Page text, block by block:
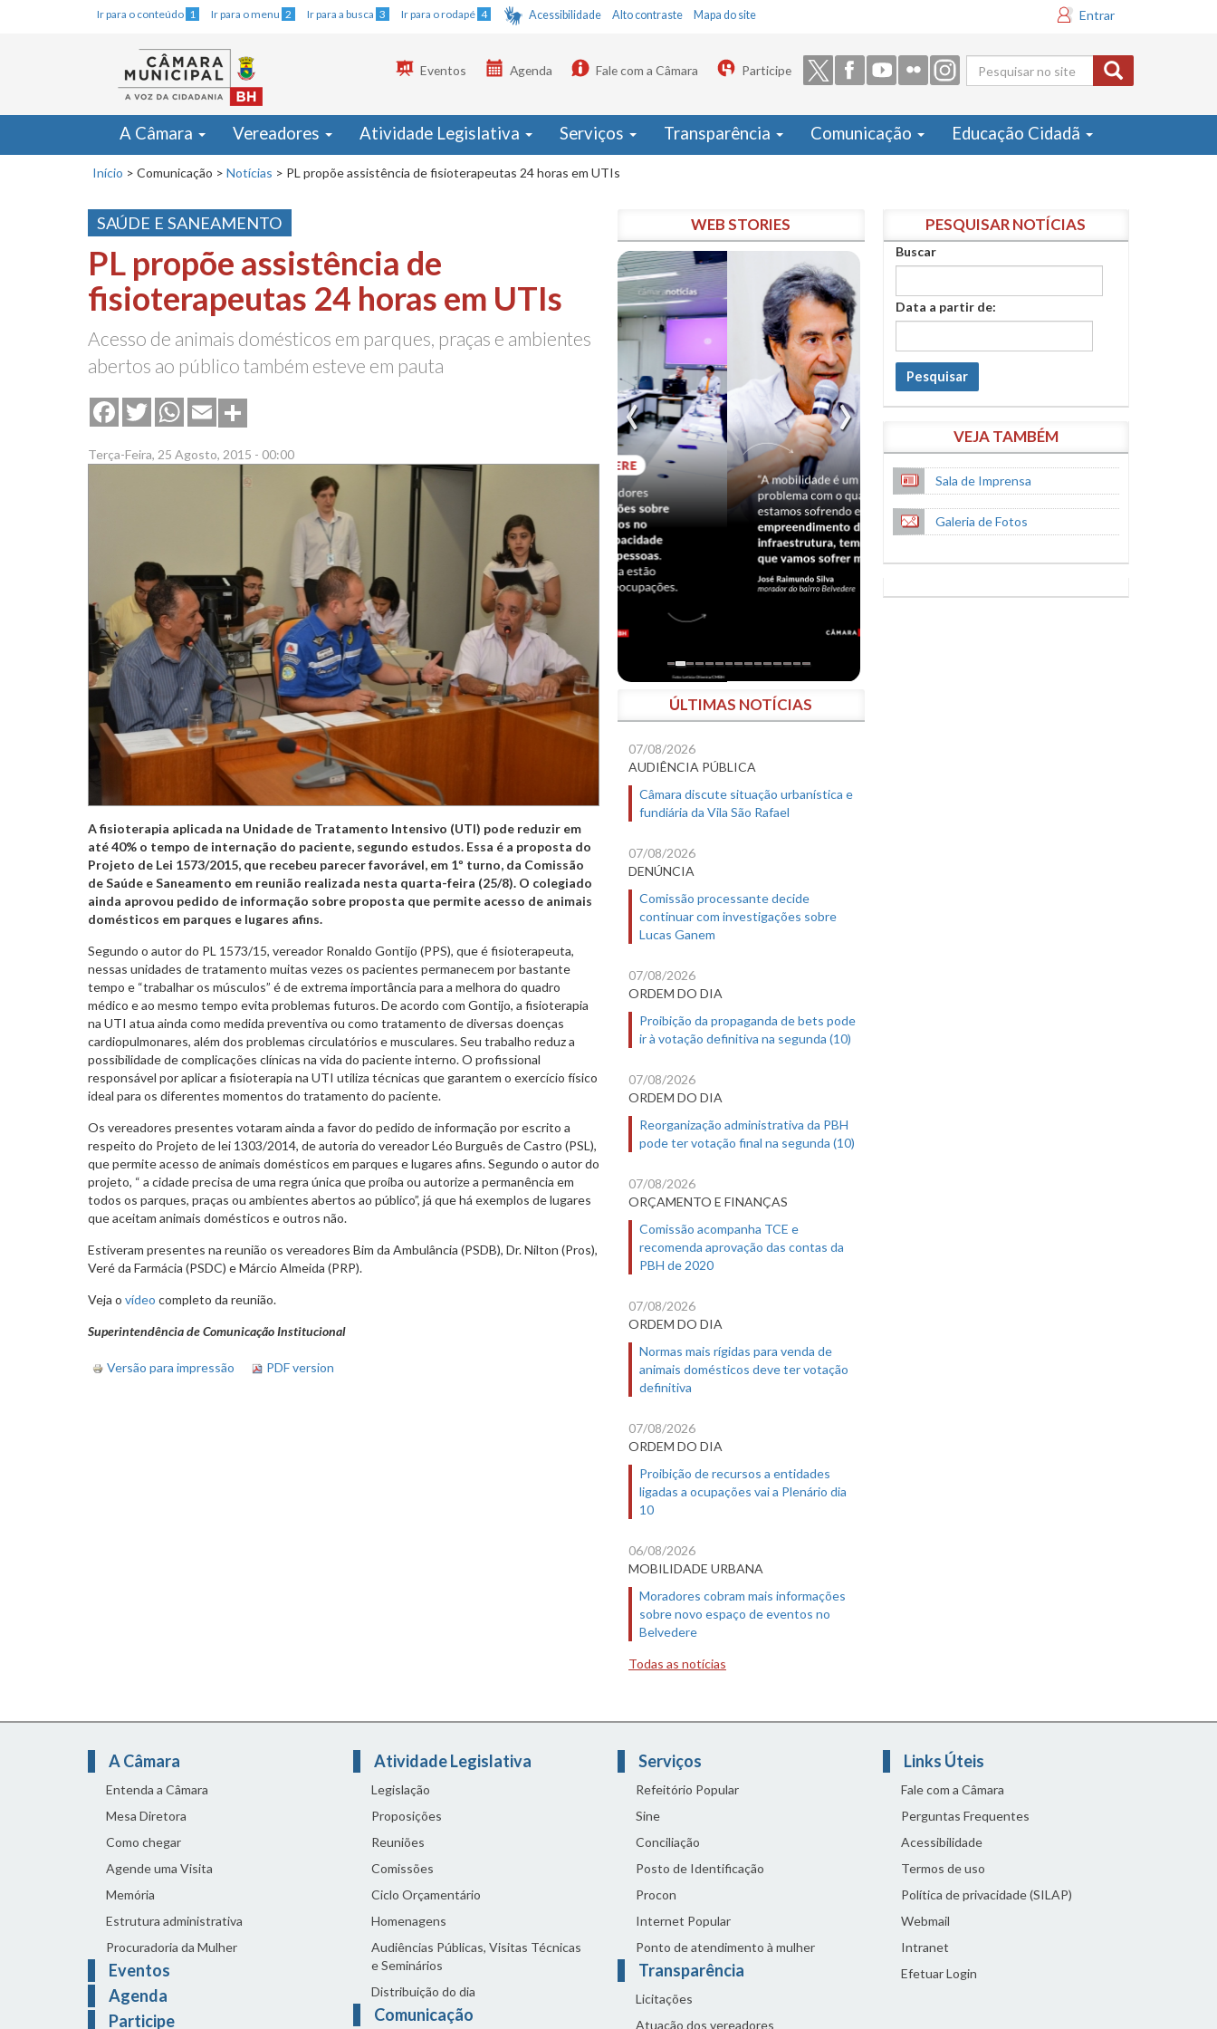
Ir para o conteúdo 1 Ir para o menu 2 Ir para a busca 3 Ir para o rodapé 4 Acessibilidade Alto contraste Mapa do site Entrar
Formulário
de busca
Eventos Agenda Fale com a Câmara Participe
A Câmara Vereadores Atividade Legislativa Serviços Transparência Comunicação Educação Cidadã
Início > Comunicação > Notícias > PL propõe assistência de fisioterapeutas 24 horas em UTIs
SAÚDE E SANEAMENTO
PL propõe assistência de
fisioterapeutas 24 horas em UTIs
Acesso de animais domésticos em parques, praças e ambientes
abertos ao público também esteve em pauta
FacebookTwitterWhatsApp
Email
Terça-Feira, 25 Agosto, 2015 - 00:00
A fisioterapia aplicada na Unidade de Tratamento Intensivo (UTI) pode reduzir em
até 40% o tempo de internação do paciente, segundo estudos. Essa é a proposta do
Projeto de Lei 1573/2015, que recebeu parecer favorável, em 1º turno, da Comissão
de Saúde e Saneamento em reunião realizada nesta quarta-feira (25/8). O colegiado
ainda aprovou pedido de informação sobre proposta que permite acesso de animais
domésticos em parques e lugares afins.
Segundo o autor do PL 1573/15, vereador Ronaldo Gontijo (PPS), que é fisioterapeuta,
nessas unidades de tratamento muitas vezes os pacientes permanecem por bastante
tempo e “trabalhar os músculos” é de extrema importância para a melhora do quadro
médico e ao mesmo tempo evita problemas futuros. De acordo com Gontijo, a fisioterapia
na UTI atua ainda como medida preventiva ou como tratamento de diversas doenças
cardiopulmonares, além dos problemas circulatórios e musculares. Seu trabalho reduz a
possibilidade de complicações clínicas na vida do paciente interno. O profissional
responsável por aplicar a fisioterapia na UTI utiliza técnicas que garantem o exercício físico
ideal para os diferentes momentos do tratamento do paciente.
Os vereadores presentes votaram ainda a favor do pedido de informação por escrito a
respeito do Projeto de lei 1303/2014, de autoria do vereador Léo Burguês de Castro (PSL),
que permite acesso de animais domésticos em parques e lugares afins. Segundo o autor do
projeto, “ a cidade precisa de uma regra única que proíba ou autorize a permanência em
todos os parques, praças ou ambientes abertos ao público”, já que há exemplos de lugares
que aceitam animais domésticos e outros não.
Estiveram presentes na reunião os vereadores Bim da Ambulância (PSDB), Dr. Nilton (Pros),
Veré da Farmácia (PSDC) e Márcio Almeida (PRP).
Veja o vídeo completo da reunião.
Superintendência de Comunicação Institucional
Versão para impressão PDF version
WEB STORIES
ÚLTIMAS NOTÍCIAS
07/08/2026
AUDIÊNCIA PÚBLICA
Câmara discute situação urbanística e
fundiária da Vila São Rafael
07/08/2026
DENÚNCIA
Comissão processante decide
continuar com investigações sobre
Lucas Ganem
07/08/2026
ORDEM DO DIA
Proibição da propaganda de bets pode
ir à votação definitiva na segunda (10)
07/08/2026
ORDEM DO DIA
Reorganização administrativa da PBH
pode ter votação final na segunda (10)
07/08/2026
ORÇAMENTO E FINANÇAS
Comissão acompanha TCE e
recomenda aprovação das contas da
PBH de 2020
07/08/2026
ORDEM DO DIA
Normas mais rígidas para venda de
animais domésticos deve ter votação
definitiva
07/08/2026
ORDEM DO DIA
Proibição de recursos a entidades
ligadas a ocupações vai a Plenário dia
10
06/08/2026
MOBILIDADE URBANA
Moradores cobram mais informações
sobre novo espaço de eventos no
Belvedere
Todas as notícias
PESQUISAR NOTÍCIAS
Buscar
Data a partir de:
Pesquisar
VEJA TAMBÉM
Sala de Imprensa
Galeria de Fotos
A Câmara
Entenda a Câmara
Mesa Diretora
Como chegar
Agende uma Visita
Memória
Estrutura administrativa
Procuradoria da Mulher
Eventos
Agenda
Participe
Atividade Legislativa
Legislação
Proposições
Reuniões
Comissões
Ciclo Orçamentário
Homenagens
Audiências Públicas, Visitas Técnicas
e Seminários
Distribuição do dia
Comunicação
Serviços
Refeitório Popular
Sine
Conciliação
Posto de Identificação
Procon
Internet Popular
Ponto de atendimento à mulher
Transparência
Licitações
Atuação dos vereadores
Links Úteis
Fale com a Câmara
Perguntas Frequentes
Acessibilidade
Termos de uso
Política de privacidade (SILAP)
Webmail
Intranet
Efetuar Login